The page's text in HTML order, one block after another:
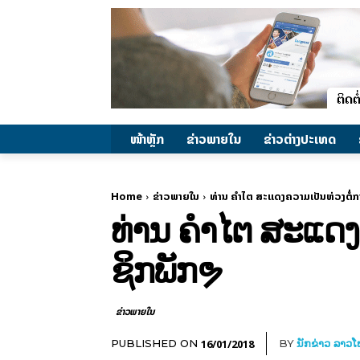
ໜ້າຫຼັກ ຂ່າວພາຍ​ໃນ ຂ່າວຕ່າງປະເທດ
Home ຂ່າວພາຍ​ໃນ ທ່ານ ຄໍາໄຕ ສະແດງຄວາມເປັນຫ່ວງ
ທ່ານ ຄໍາໄຕ ສະແດ
ຊິກພັກຯ
ຂ່າວພາຍ​ໃນ
PUBLISHED ON 16/01/2018 BYນັກຂ່າວ ລາວ